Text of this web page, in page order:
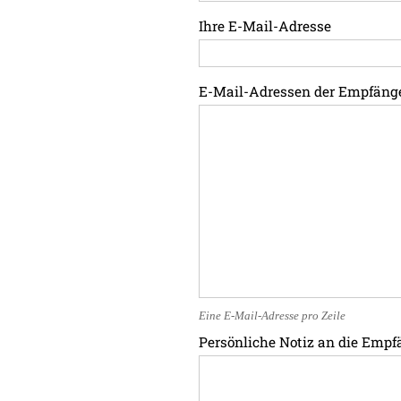
Ihre E-Mail-Adresse
E-Mail-Adressen der
Eine E-Mail-Adresse pro Zeile
Persönliche Notiz an die